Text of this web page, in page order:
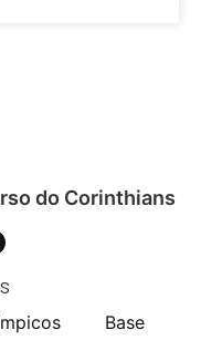
do Corinthians
Base